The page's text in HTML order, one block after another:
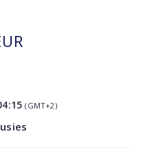
(GMT+2)